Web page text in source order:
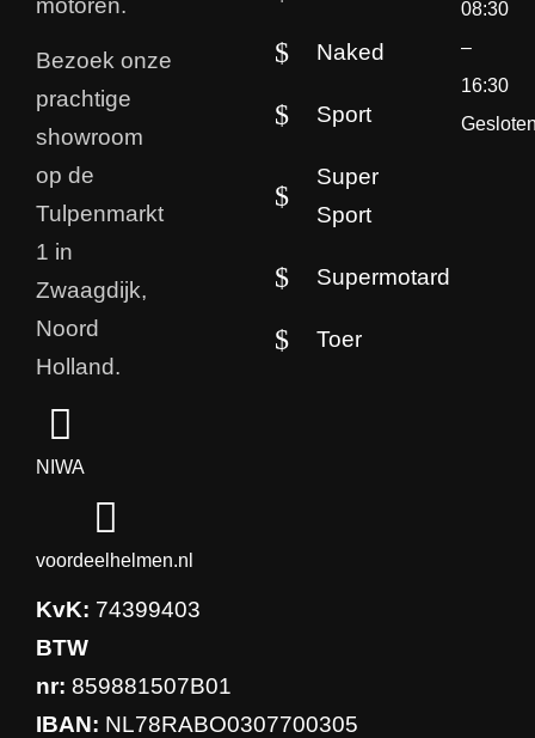
motoren.
Bezoek onze
prachtige
showroom
op de
Tulpenmarkt
1 in
Zwaagdijk,
Noord
Holland.
NIWA
voordeelhelmen.nl
KvK: 74399403
BTW
nr: 859881507B01
IBAN: NL78RABO0307700305
Naked
Sport
Super
Sport
Supermotard
Toer
08:30
–
16:30